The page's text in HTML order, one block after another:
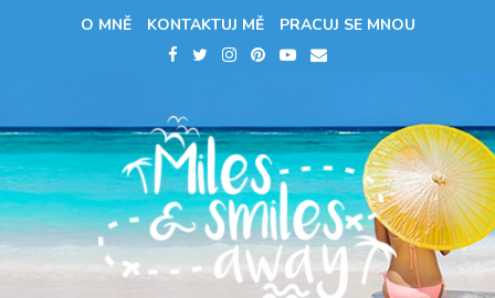
O MNĚ KONTAKTUJ MĚ PRACUJ SE MNOU